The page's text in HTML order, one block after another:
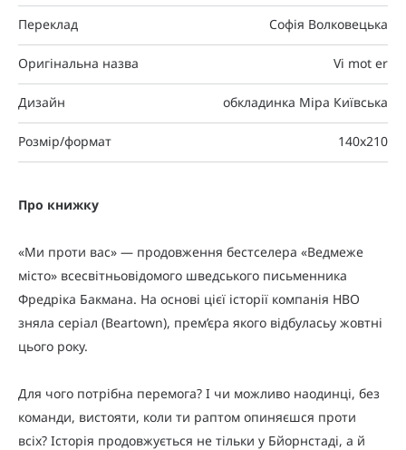
Переклад Софія Волковецька
Оригінальна назва Vi mot er
Дизайн обкладинка Міра Київська
Розмір/формат 140x210
Про книжку
«Ми проти вас» — продовження бестселера «Ведмеже
місто» всесвітньовідомого шведського письменника
Фредріка Бакмана. На основі цієї історії компанія HBO
зняла серіал (Beartown), прем’єра якого відбуласьу жовтні
цього року.
Для чого потрібна перемога? І чи можливо наодинці, без
команди, вистояти, коли ти раптом опиняєшся проти
всіх? Історія продовжується не тільки у Бйорнстаді, а й